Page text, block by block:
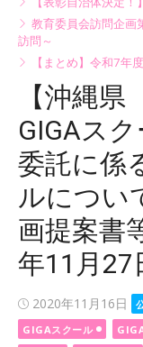
教育委員会訪問企
訪問～
【まとめ】令和7年
【沖縄
GIGAス
委託に係
ルについ
画提案書
年11月27
Posted
on
2020年11月16日
GIGAスクール